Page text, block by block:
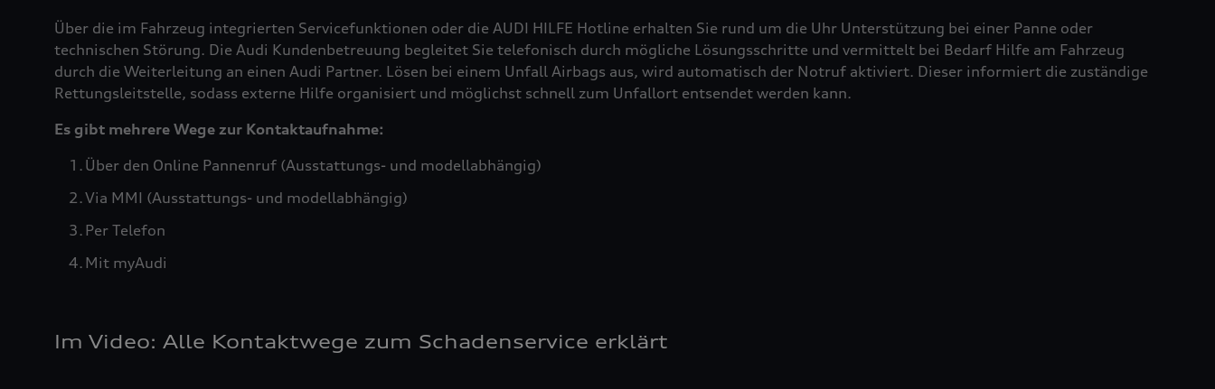
Über die im Fahrzeug integrierten Servicefunktionen oder die AUDI HILFE Hotline erhalten Sie rund um die Uhr Unterstützung bei einer Panne oder
technischen Störung. Die Audi Kundenbetreuung begleitet Sie telefonisch durch mögliche Lösungsschritte und vermittelt bei Bedarf Hilfe am Fahrzeug
durch die Weiterleitung an einen Audi Partner. Lösen bei einem Unfall Airbags aus, wird automatisch der Notruf aktiviert. Dieser informiert die zuständige
Rettungsleitstelle, sodass externe Hilfe organisiert und möglichst schnell zum Unfallort entsendet werden kann.
Es gibt mehrere Wege zur Kontaktaufnahme:
Über den Online Pannenruf (Ausstattungs- und modellabhängig)
Via MMI (Ausstattungs- und modellabhängig)
Per Telefon
Mit myAudi
Im Video: Alle Kontaktwege zum Schadenservice erklärt